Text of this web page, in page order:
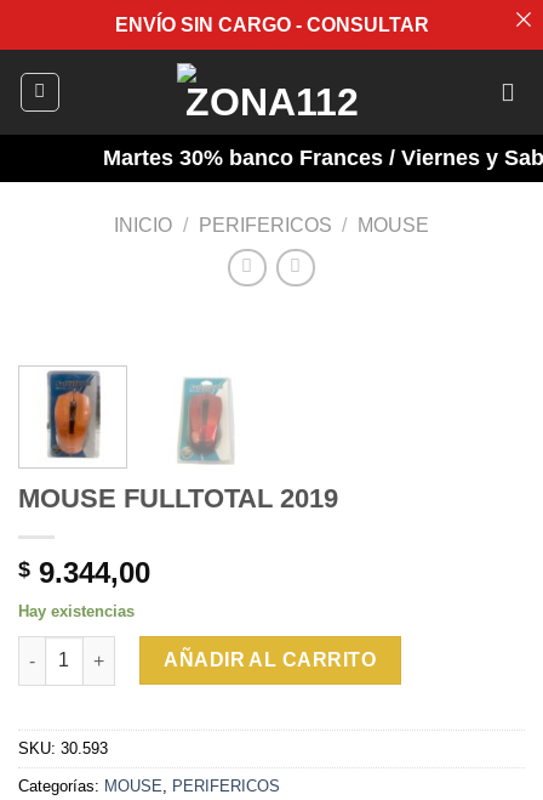
ENVÍO SIN CARGO - CONSULTAR
Martes 30% banco Frances / Viernes y
INICIO / PERIFERICOS / MOUSE
MOUSE FULLTOTAL 2019
$ 9.344,00
Hay existencias
MOUSE FULLTOTAL 2019 cantidad
AÑADIR AL CARRITO
SKU: 30.593
Categorías: MOUSE, PERIFERICOS